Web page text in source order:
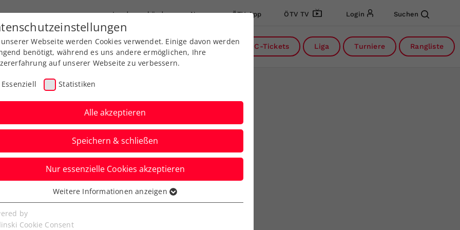
Landesverbände News ÖTV App ÖTV TV Login Suchen
Ausbildung Services Über uns DC-Tickets Liga Turniere Rangliste
erreicht nächstes
Webseite werden Cookies verwendet. Einige davon werden
benötigt, während es uns andere ermöglichen, Ihre
auf unserer Webseite zu verbessern.
Essenziell Statistiken
Alle akzeptieren
Speichern & schließen
Nur essenzielle Cookies akzeptieren
Cookies werden für grundlegende Funktionen der
benötigt. Dadurch ist gewährleistet, dass die Webseite
Weitere Informationen anzeigen
by
Cookie Consent